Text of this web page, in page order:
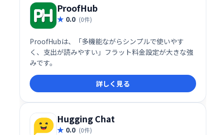
ProofHub
0.0 (0件)
ProofHubは、「多機能ながらシンプルで使いやす
く、支出が読みやすい」フラット料金設定が大きな強
みです。
詳しく見る
Hugging Chat
0.0 (0件)